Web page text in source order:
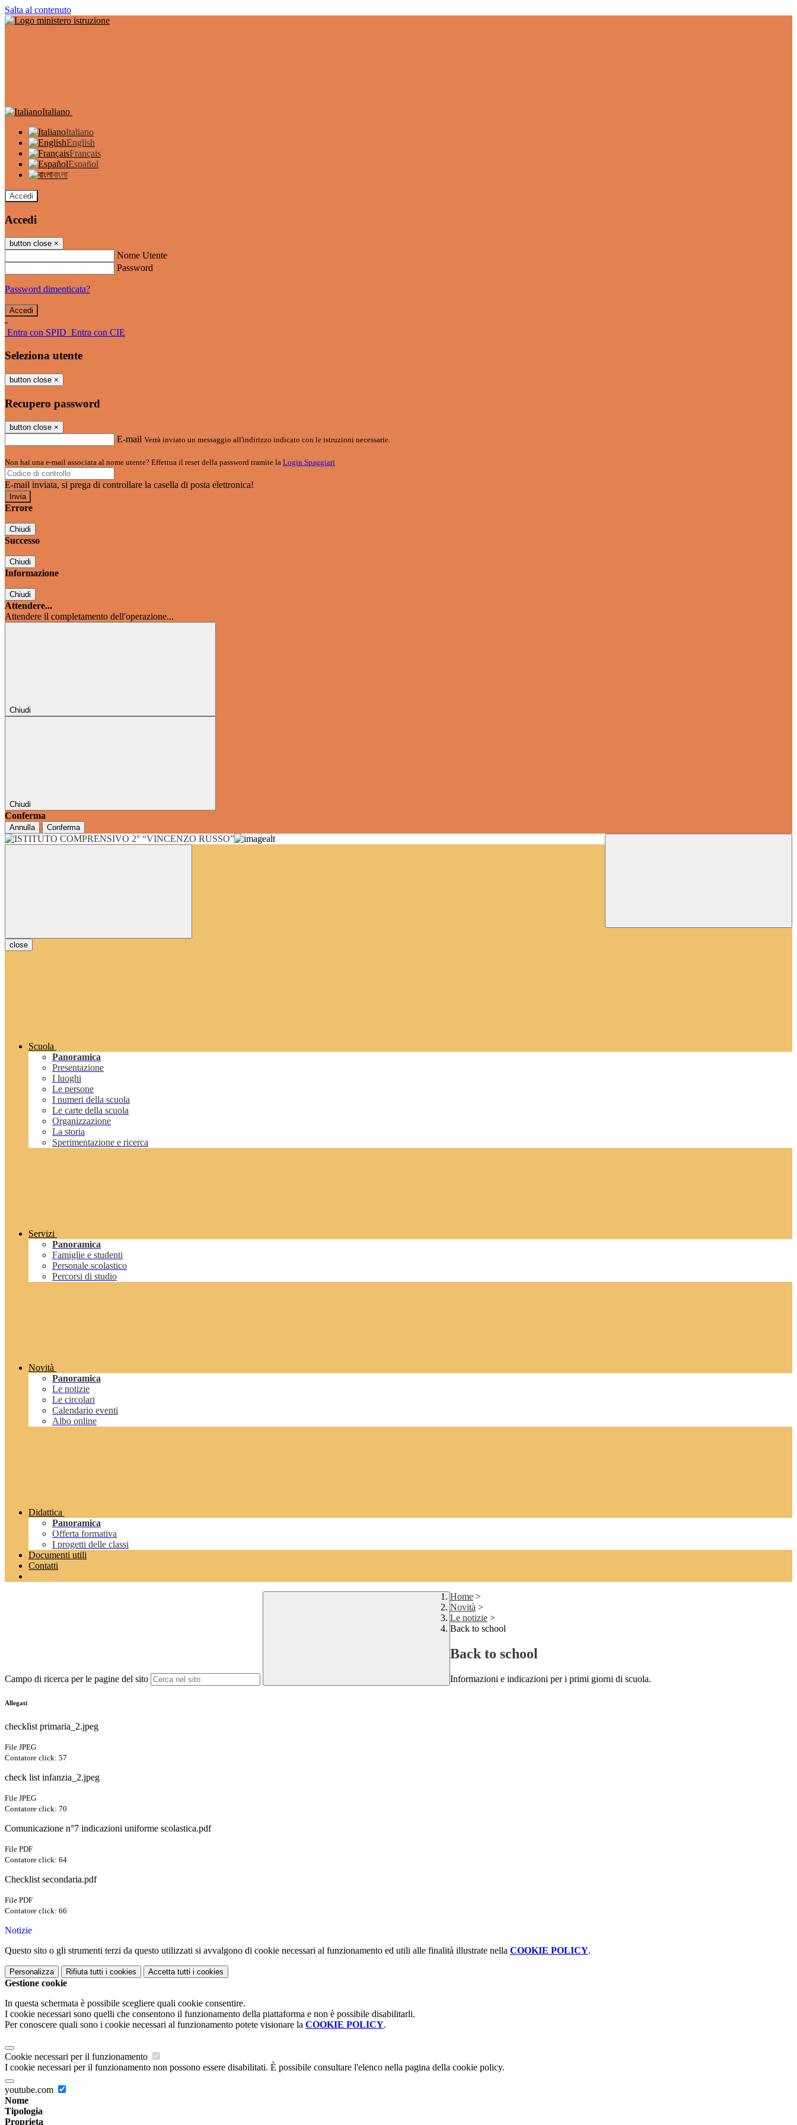
Salta al contenuto
Italiano
Italiano
English
Français
Español
বাংলা
Accedi
Accedi
button close ×
Nome Utente
Password
Password dimenticata?
-
Entra con SPID Entra con CIE
Seleziona utente
button close ×
Recupero password
button close ×
E-mail Verrà inviato un messaggio all'indirizzo indicato con le istruzioni necessarie.
Non hai una e-mail associata al nome utente? Effettua il reset della password tramite la Login Spaggiari
E-mail inviata, si prega di controllare la casella di posta elettronica!
Errore
Chiudi
Successo
Chiudi
Informazione
Chiudi
Attendere...
Attendere il completamento dell'operazione...
Chiudi
Chiudi
Conferma
Annulla Conferma
close
Scuola
Panoramica
Presentazione
I luoghi
Le persone
I numeri della scuola
Le carte della scuola
Organizzazione
La storia
Sperimentazione e ricerca
Servizi
Panoramica
Famiglie e studenti
Personale scolastico
Percorsi di studio
Novità
Panoramica
Le notizie
Le circolari
Calendario eventi
Albo online
Didattica
Panoramica
Offerta formativa
I progetti delle classi
Documenti utili
Contatti
Campo di ricerca per le pagine del sito
Home >
Novità >
Le notizie >
Back to school
Back to school
Informazioni e indicazioni per i primi giorni di scuola.
Allegati
checklist primaria_2.jpeg
File JPEG
Contatore click: 57
check list infanzia_2.jpeg
File JPEG
Contatore click: 70
Comunicazione n°7 indicazioni uniforme scolastica.pdf
File PDF
Contatore click: 64
Checklist secondaria.pdf
File PDF
Contatore click: 66
Notizie
Questo sito o gli strumenti terzi da questo utilizzati si avvalgono di cookie necessari al funzionamento ed utili alle finalità illustrate nella COOKIE POLICY.
Personalizza Rifiuta tutti i cookies Accetta tutti i cookies
Gestione cookie
In questa schermata è possibile scegliere quali cookie consentire.
I cookie necessari sono quelli che consentono il funzionamento della piattaforma e non è possibile disabilitarli.
Per conoscere quali sono i cookie necessari al funzionamento potete visionare la COOKIE POLICY.
Cookie necessari per il funzionamento
I cookie necessari per il funzionamento non possono essere disabilitati. È possibile consultare l'elenco nella pagina della cookie policy.
youtube.com
Nome
Tipologia
Proprieta